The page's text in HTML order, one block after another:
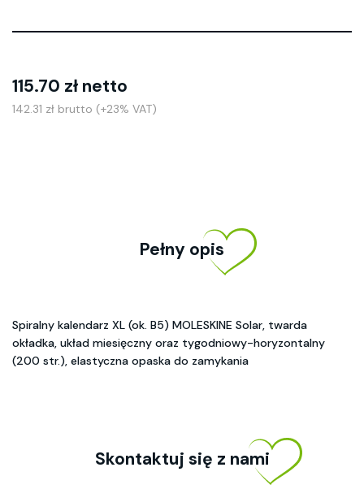
115.70 zł netto
142.31 zł brutto (+23% VAT)
Pełny opis
Spiralny kalendarz XL (ok. B5) MOLESKINE Solar, twarda
okładka, układ miesięczny oraz tygodniowy-horyzontalny
(200 str.), elastyczna opaska do zamykania
Skontaktuj się z nami